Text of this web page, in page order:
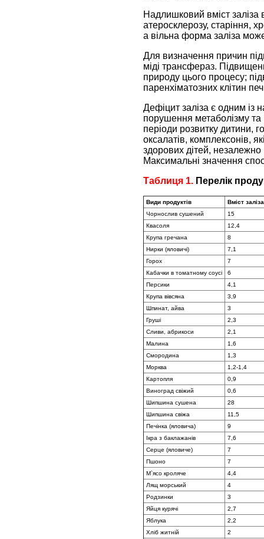
Надлишковий вміст заліза
атеросклерозу, старіння,
а вільна форма заліза
Для визначення причин
міді трансфераз.
природу цього процесу;
паренхіматозних клітин
Дефіцит заліза є одним із
порушення метаболізму та
періоди розвитку дитини,
оксалатів, комплексонів,
здорових дітей, незалежно
Максимальні значення
Таблиця 1. Перелік
Види продуктів
Вміст
Чорнослив сушений
15
Квасоля
12,4
Крупа гречана
8
Нирки (яловичі)
7,1
Горох
7
Кабачки в томатному coyci
6
Персики
4,1
Крупа вівсяна
3,9
Шпинат, айва
3
Груші
2,3
Сливи, абрикоси
2,1
Малина
1,6
Смородина
1,3
Морква
1,2-1,4
Картопля
0,9
Виноград свіжий
0,6
Шипшина сушена
28
Шипшина свіжа
11,5
Печінка (яловича)
9
Ікра з баклажанів
7,6
Серце (яловиче)
7
Пшоно
7
М`ясо кроляче
4,4
Лящ морський
4
Родзинки
3
Яйця курячі
2,7
Яблука
2,2
Хліб житній
2